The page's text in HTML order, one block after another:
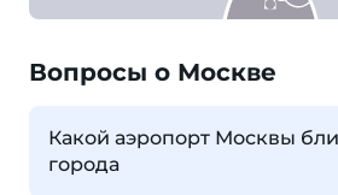
Вопросы о Москве
Какой аэропорт Москвы
города